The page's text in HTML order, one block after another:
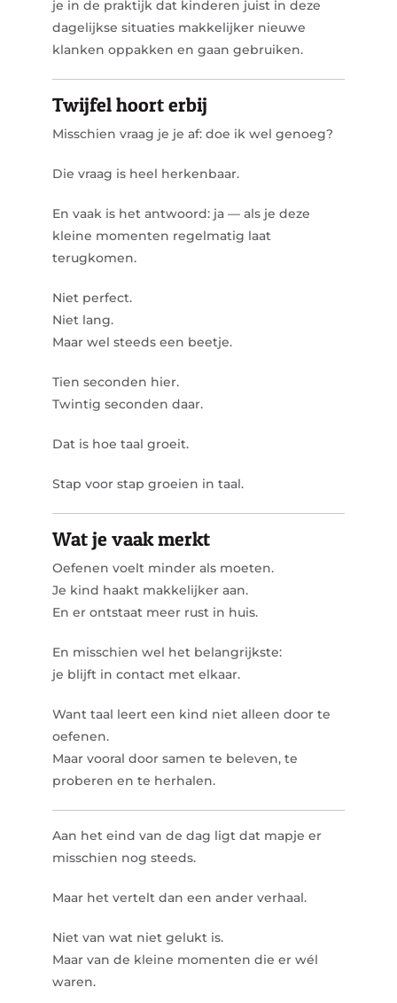
je in de praktijk dat kinderen juist in deze
dagelijkse situaties makkelijker nieuwe
klanken oppakken en gaan gebruiken.
Twijfel hoort erbij
Misschien vraag je je af: doe ik wel genoeg?
Die vraag is heel herkenbaar.
En vaak is het antwoord: ja — als je deze
kleine momenten regelmatig laat
terugkomen.
Niet perfect.
Niet lang.
Maar wel steeds een beetje.
Tien seconden hier.
Twintig seconden daar.
Dat is hoe taal groeit.
Stap voor stap groeien in taal.
Wat je vaak merkt
Oefenen voelt minder als moeten.
Je kind haakt makkelijker aan.
En er ontstaat meer rust in huis.
En misschien wel het belangrijkste:
je blijft in contact met elkaar.
Want taal leert een kind niet alleen door te
oefenen.
Maar vooral door samen te beleven, te
proberen en te herhalen.
Aan het eind van de dag ligt dat mapje er
misschien nog steeds.
Maar het vertelt dan een ander verhaal.
Niet van wat niet gelukt is.
Maar van de kleine momenten die er wél
waren.